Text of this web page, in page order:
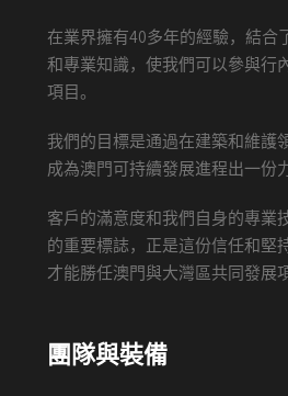
在業界擁有40多年的經驗，結合
和專業知識，使我們可以參與行
項目。
我們的目標是通過在建築和維護
成為澳門可持續發展進程出一份力
客戶的滿意度和我們自身的專業
的重要標誌，正是這份信任和堅
才能勝任澳門與大灣區共同發展
團隊與裝備